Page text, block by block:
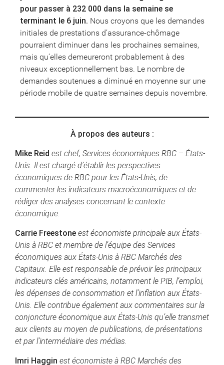
pour passer à 232 000 dans la semaine se
terminant le 6 juin. Nous croyons que les demandes
initiales de prestations d’assurance-chômage
pourraient diminuer dans les prochaines semaines,
mais qu’elles demeureront probablement à des
niveaux exceptionnellement bas. Le nombre de
demandes soutenues a diminué en moyenne sur une
période mobile de quatre semaines depuis novembre.
À propos des auteurs :
Mike Reid est chef, Services économiques RBC – États-
Unis. Il est chargé d’établir les perspectives
économiques de RBC pour les États-Unis, de
commenter les indicateurs macroéconomiques et de
rédiger des analyses concernant le contexte
économique.
Carrie Freestone est économiste principale aux États-
Unis à RBC et membre de l’équipe des Services
économiques aux États-Unis à RBC Marchés des
Capitaux. Elle est responsable de prévoir les principaux
indicateurs clés américains, notamment le PIB, l’emploi,
les dépenses de consommation et l’inflation aux États-
Unis. Elle contribue également aux commentaires sur la
conjoncture économique aux États-Unis qu’elle transmet
aux clients au moyen de publications, de présentations
et par l’intermédiaire des médias.
Imri Haggin est économiste à RBC Marchés des